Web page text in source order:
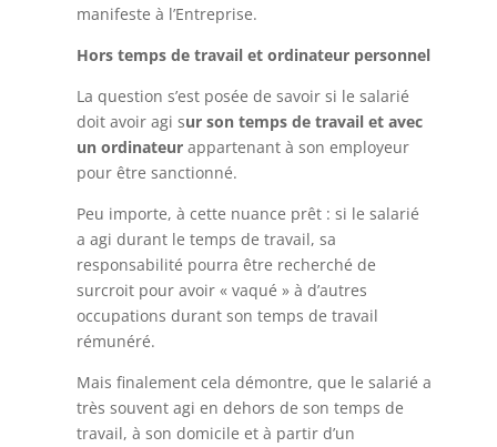
manifeste à l’Entreprise.
Hors temps de travail et ordinateur personnel
La question s’est posée de savoir si le salarié
doit avoir agi sur son temps de travail et avec
un ordinateurappartenant à son employeur
pour être sanctionné.
Peu importe, à cette nuance prêt : si le salarié
a agi durant le temps de travail, sa
responsabilité pourra être recherché de
surcroit pour avoir « vaqué » à d’autres
occupations durant son temps de travail
rémunéré.
Mais finalement cela démontre, que le salarié a
très souvent agi en dehors de son temps de
travail, à son domicile et à partir d’un